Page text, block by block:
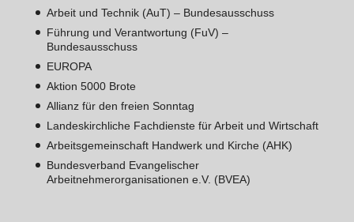
Arbeit und Technik (AuT) – Bundesausschuss
Führung und Verantwortung (FuV) –
Bundesausschuss
EUROPA
Aktion 5000 Brote
Allianz für den freien Sonntag
Landeskirchliche Fachdienste für Arbeit und Wirtschaft
Arbeitsgemeinschaft Handwerk und Kirche (AHK)
Bundesverband Evangelischer
Arbeitnehmerorganisationen e.V. (BVEA)